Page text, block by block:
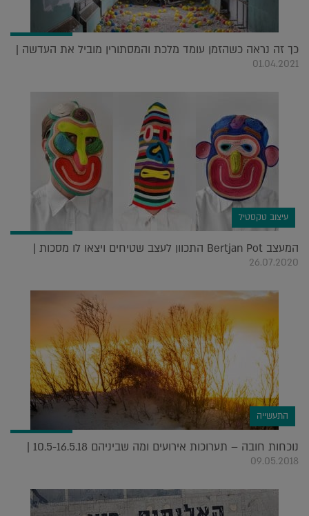
כך זה נראה כשהזמן עומד מלכת והמסתורין מוביל את העדשה |
01.04.2021
עיצוב טקסטיל
המעצב Bertjan Pot התכוון לעצב שטיחים ויצאו לו מסכות |
26.07.2020
התעשייה
נוכחות חובה – תערוכות אירועים ומה שביניהם 10.5-16.5.18 |
09.05.2018